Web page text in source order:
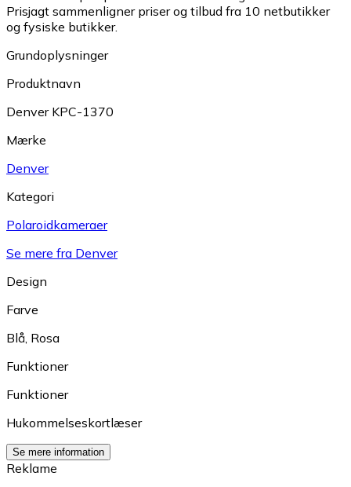
Prisjagt sammenligner priser og tilbud fra 10 netbutikker
og fysiske butikker.
Grundoplysninger
Produktnavn
Denver KPC-1370
Mærke
Denver
Kategori
Polaroidkameraer
Se mere fra Denver
Design
Farve
Blå Rosa
Funktioner
Funktioner
Hukommelseskortlæser
Se mere information
Reklame